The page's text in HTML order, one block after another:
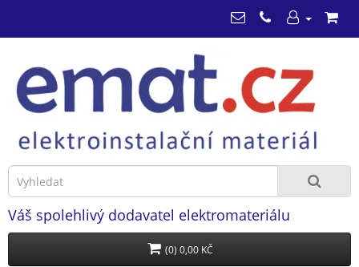
Váš spolehlivý dodavatel elektromateriálu
(0) 0,00 KČ